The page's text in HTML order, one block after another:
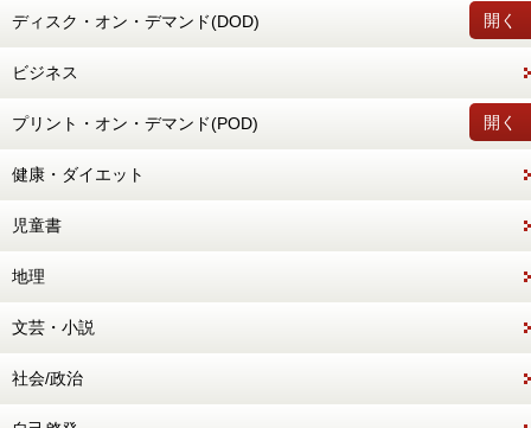
開く
ディスク・オン・デマンド(DOD)
ビジネス
開く
プリント・オン・デマンド(POD)
健康・ダイエット
児童書
地理
文芸・小説
社会/政治